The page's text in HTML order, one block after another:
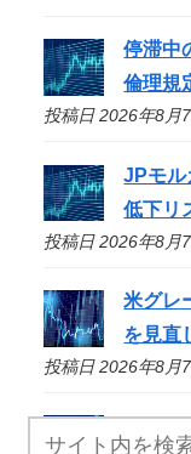
停滞中
倫理規
投稿日 2026年8月
JPモル
低下リ
投稿日 2026年8月
米グレ
を見直
投稿日 2026年8月
米サ